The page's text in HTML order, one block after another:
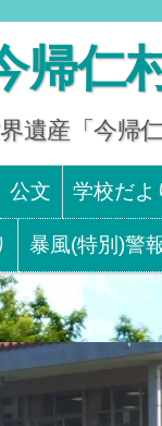
帰仁
遺産「今帰
公文 学校だよ
暴風(特別)警